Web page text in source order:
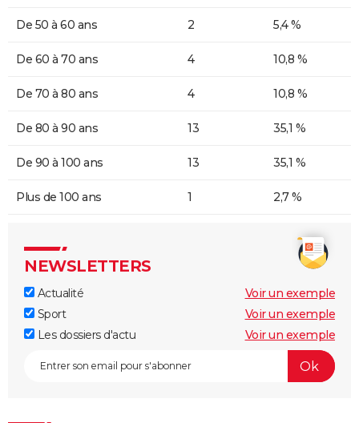
De 50 à 60 ans 2 5,4 %
De 60 à 70 ans 4 10,8 %
De 70 à 80 ans 4 10,8 %
De 80 à 90 ans 13 35,1 %
De 90 à 100 ans 13 35,1 %
Plus de 100 ans 1 2,7 %
NEWSLETTERS
Actualité
Voir un exemple
Sport
Voir un exemple
Les dossiers d'actu
Voir un exemple